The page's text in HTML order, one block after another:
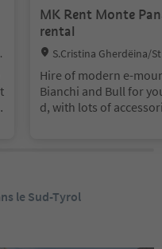
MK Rent Monte
rental
Location:
S.Cristina Gherdëina/
a Val Gardena, S.Crestina
anta Cristina Val
Region Val Gardena
Hire of modern e-
Bianchi and Bull for
d, with lots of
le Sud-Tyrol